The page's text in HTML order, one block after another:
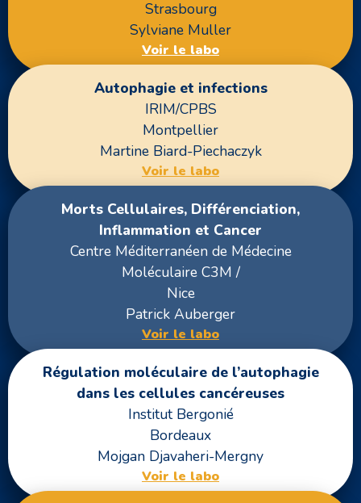
Strasbourg
Sylviane Muller
Voir le labo
Autophagie et infections
IRIM/CPBS
Montpellier
Martine Biard-Piechaczyk
Voir le labo
Morts Cellulaires, Différenciation,
Inflammation et Cancer
Centre Méditerranéen de Médecine
Moléculaire C3M /
Nice
Patrick Auberger
Voir le labo
Régulation moléculaire de l’autophagie
dans les cellules cancéreuses
Institut Bergonié
Bordeaux
Mojgan Djavaheri-Mergny
Voir le labo